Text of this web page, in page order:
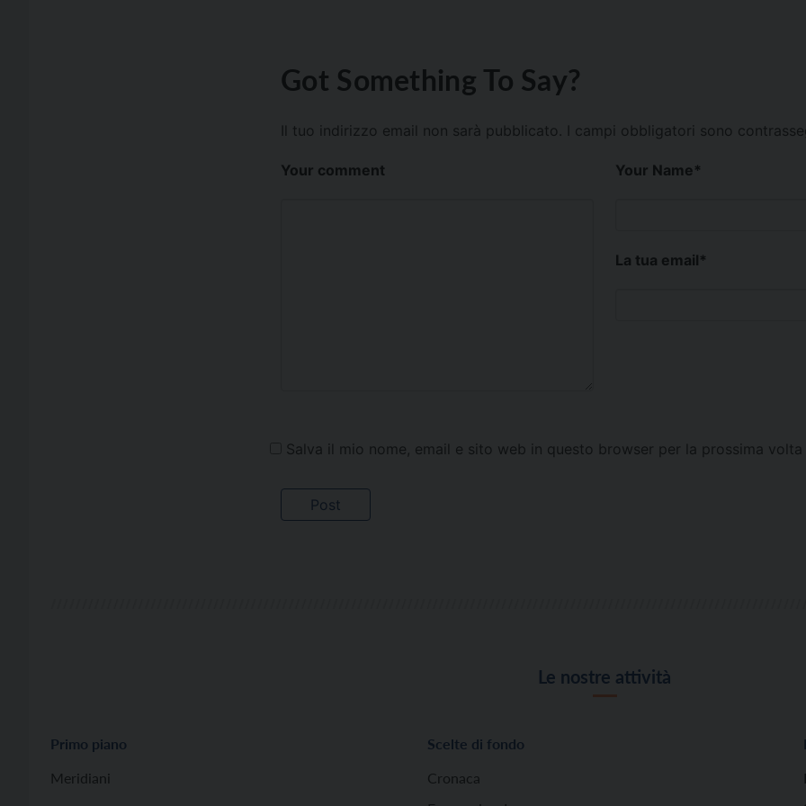
Got Something To Say?
Il tuo indirizzo email non sarà pubblicato. I campi obbligatori sono
Your comment Your Name*
La tua email*
Salva il mio nome, email e sito web in questo browser per la prossima
Le nostre attività
Primo piano
Meridiani
Scelte di fondo
Cronaca